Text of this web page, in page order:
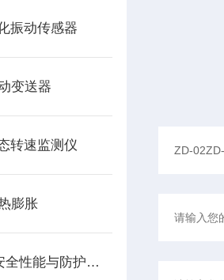
振动传感器
变送器
转速监测仪
膨胀
转速校验台的安全性能与防护措施